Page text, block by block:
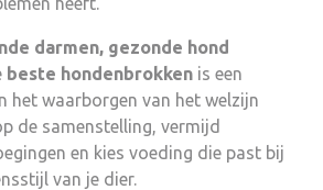
darmen, gezonde hond
beste hondenbrokken is een
het waarborgen van het welzijn
de samenstelling, vermijd
en kies voeding die past bij
van je dier.